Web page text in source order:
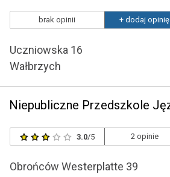
brak opinii + dodaj opinię
Uczniowska 16
Wałbrzych
3.0/5 2 opinie
Obrońców Westerplatte 39